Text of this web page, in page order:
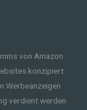
von Amazon
konzipiert
Werbeanzeigen
verdient werden